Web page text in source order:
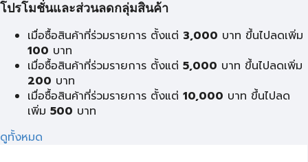
โปรโมชั่นและส่วนลดกลุ่มสินค้า
เมื่อซื้อสินค้าที่ร่วมรายการ ตั้งแต่ 3,000 บาท ขึ้นไปลดเพิ่ม
100 บาท
เมื่อซื้อสินค้าที่ร่วมรายการ ตั้งแต่ 5,000 บาท ขึ้นไปลดเพิ่ม
200 บาท
เมื่อซื้อสินค้าที่ร่วมรายการ ตั้งแต่ 10,000 บาท ขึ้นไปลด
เพิ่ม 500 บาท
ดูทั้งหมด